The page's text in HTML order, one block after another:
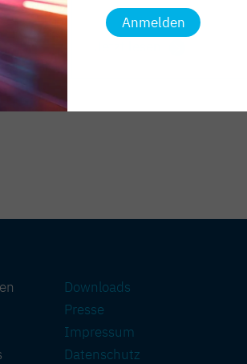
gesucht
Downloads
Presse
Impressum
Datenschutz
Anmelden